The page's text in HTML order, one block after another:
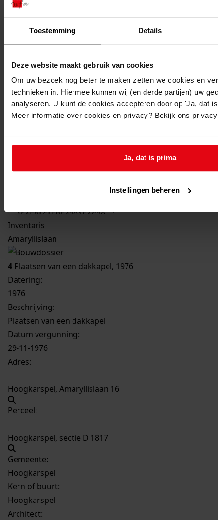
Toestemming Details
Deze website maakt gebruik van cookies
Om uw bezoek nog beter te maken zetten we cookies en
technieken in. Hiermee kunnen wij (en derde partijen) uw
analyseren. U kunt de cookies accepteren door op 'Ja, dat
Meer informatie over cookies en privacy? Bekijk ons
Ja, dat is prima
Instellingen beheren
Inventaris
Amaryllislaan
4 Plaatsen van een dakkapel, 1976
Datering:
1976
Beschrijving:
Plaatsen van een dakkapel
Datum vergunning:
29-11-1976
Adres:
Hoogkarspel, Amaryllislaan 16
Perceel:
Hoogkarspel, sectie D 1817
Gemeente:
Hoogkarspel
Kern of buurt:
Hoogkarspel
Architect: